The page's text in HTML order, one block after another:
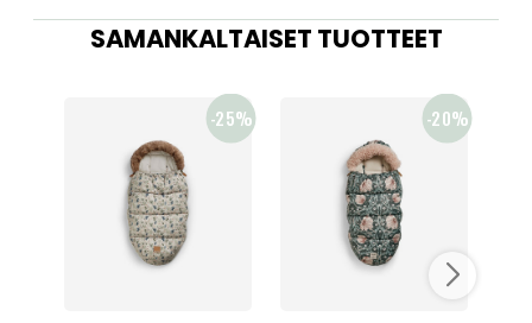
SAMANKALTAISET TUOTTEET